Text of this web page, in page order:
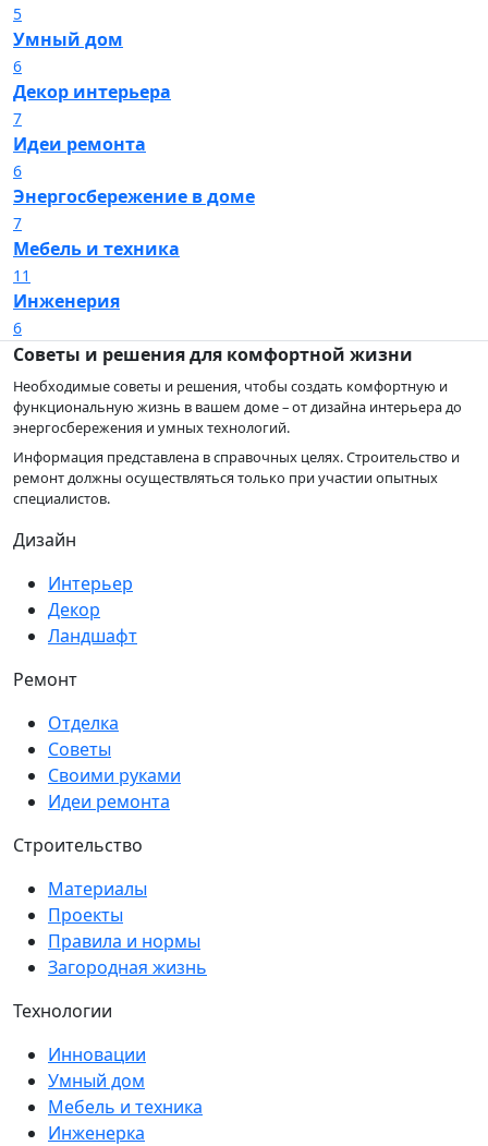
5
Умный дом
6
Декор интерьера
7
Идеи ремонта
6
Энергосбережение в доме
7
Мебель и техника
11
Инженерия
6
Советы и решения для комфортной жизни
Необходимые советы и решения, чтобы создать комфортную и
функциональную жизнь в вашем доме – от дизайна интерьера до
энергосбережения и умных технологий.
Информация представлена в справочных целях. Строительство и
ремонт должны осуществляться только при участии опытных
специалистов.
Дизайн
Интерьер
Декор
Ландшафт
Ремонт
Отделка
Советы
Своими руками
Идеи ремонта
Строительство
Материалы
Проекты
Правила и нормы
Загородная жизнь
Технологии
Инновации
Умный дом
Мебель и техника
Инженерка